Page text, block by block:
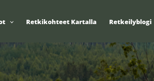
Retkikohteet Kartalla Retkeilyblogi